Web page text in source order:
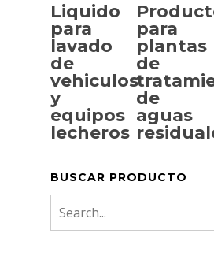
SELECCIONAR
OPCIONES
Liquido
para
lavado
de
vehiculos
y
equipos
lecheros
para
plantas
de
de
aguas
BUSCAR PRODUCTO